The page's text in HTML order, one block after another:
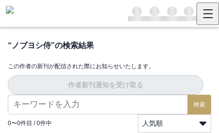
“ ノブヨシ侍”の検索結果
この作者の新刊が配信された際にお知らせいたします。
作者新刊通知を受け取る
検索
0〜0件目 / 0件中 人気順